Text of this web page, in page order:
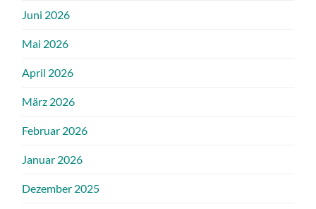
Juni 2026
Mai 2026
April 2026
März 2026
Februar 2026
Januar 2026
Dezember 2025